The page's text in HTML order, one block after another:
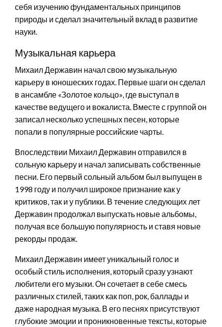
себя изучению фундаментальных принципов
природы и сделал значительный вклад в развитие
науки.
Музыкальная карьера
Михаил Державин начал свою музыкальную
карьеру в юношеских годах. Первые шаги он сделал
в ансамбле «Золотое кольцо», где выступал в
качестве ведущего и вокалиста. Вместе с группой он
записал несколько успешных песен, которые
попали в популярные российские чарты.
Впоследствии Михаил Державин отправился в
сольную карьеру и начал записывать собственные
песни. Его первый сольный альбом был выпущен в
1998 году и получил широкое признание как у
критиков, так и у публики. В течение следующих лет
Державин продолжал выпускать новые альбомы,
получая все большую популярность и ставя новые
рекорды продаж.
Михаил Державин имеет уникальный голос и
особый стиль исполнения, который сразу узнают
любители его музыки. Он сочетает в себе смесь
различных стилей, таких как поп, рок, баллады и
даже народная музыка. В его песнях присутствуют
глубокие эмоции и проникновенные тексты, которые